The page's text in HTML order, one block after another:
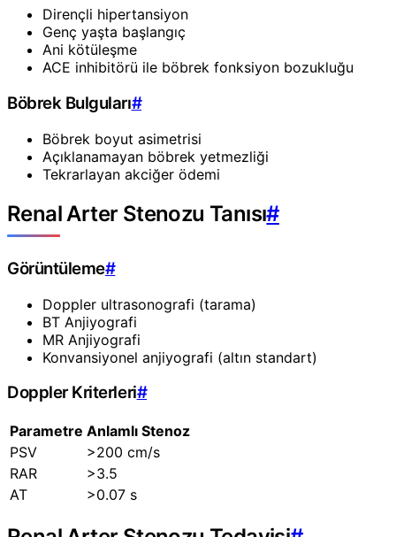
Dirençli hipertansiyon
Genç yaşta başlangıç
Ani kötüleşme
ACE inhibitörü ile böbrek fonksiyon bozukluğu
Böbrek Bulguları#
Böbrek boyut asimetrisi
Açıklanamayan böbrek yetmezliği
Tekrarlayan akciğer ödemi
Renal Arter Stenozu Tanısı#
Görüntüleme#
Doppler ultrasonografi (tarama)
BT Anjiyografi
MR Anjiyografi
Konvansiyonel anjiyografi (altın standart)
Doppler Kriterleri#
Parametre Anlamlı Stenoz
PSV
>200 cm/s
RAR
>3.5
AT
>0.07 s